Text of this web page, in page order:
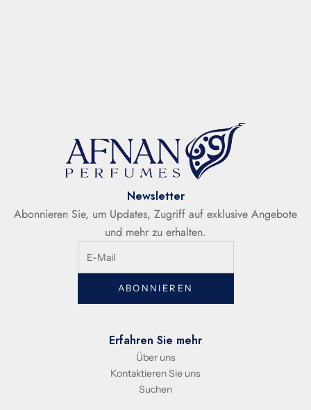
Newsletter
Abonnieren Sie, um Updates, Zugriff auf exklusive Angebote
und mehr zu erhalten.
ABONNIEREN
Erfahren Sie mehr
Über uns
Kontaktieren Sie uns
Suchen